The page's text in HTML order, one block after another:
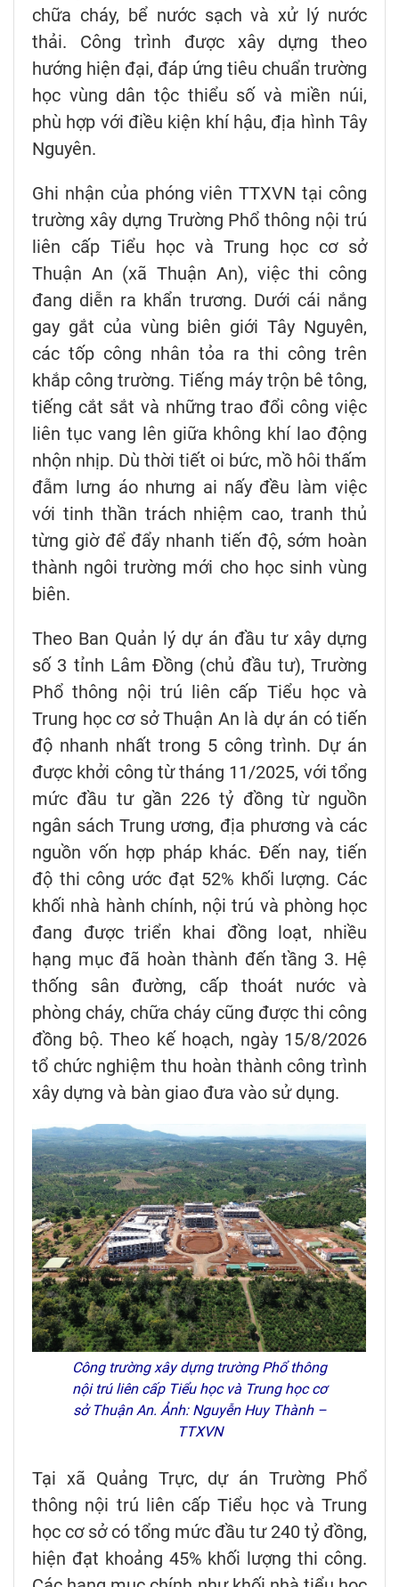
chữa cháy, bể nước sạch và xử lý nước
thải. Công trình được xây dựng theo
hướng hiện đại, đáp ứng tiêu chuẩn trường
học vùng dân tộc thiểu số và miền núi,
phù hợp với điều kiện khí hậu, địa hình Tây
Nguyên.
Ghi nhận của phóng viên TTXVN tại công
trường xây dựng Trường Phổ thông nội trú
liên cấp Tiểu học và Trung học cơ sở
Thuận An (xã Thuận An), việc thi công
đang diễn ra khẩn trương. Dưới cái nắng
gay gắt của vùng biên giới Tây Nguyên,
các tốp công nhân tỏa ra thi công trên
khắp công trường. Tiếng máy trộn bê tông,
tiếng cắt sắt và những trao đổi công việc
liên tục vang lên giữa không khí lao động
nhộn nhịp. Dù thời tiết oi bức, mồ hôi thấm
đẫm lưng áo nhưng ai nấy đều làm việc
với tinh thần trách nhiệm cao, tranh thủ
từng giờ để đẩy nhanh tiến độ, sớm hoàn
thành ngôi trường mới cho học sinh vùng
biên.
Theo Ban Quản lý dự án đầu tư xây dựng
số 3 tỉnh Lâm Đồng (chủ đầu tư), Trường
Phổ thông nội trú liên cấp Tiểu học và
Trung học cơ sở Thuận An là dự án có tiến
độ nhanh nhất trong 5 công trình. Dự án
được khởi công từ tháng 11/2025, với tổng
mức đầu tư gần 226 tỷ đồng từ nguồn
ngân sách Trung ương, địa phương và các
nguồn vốn hợp pháp khác. Đến nay, tiến
độ thi công ước đạt 52% khối lượng. Các
khối nhà hành chính, nội trú và phòng học
đang được triển khai đồng loạt, nhiều
hạng mục đã hoàn thành đến tầng 3. Hệ
thống sân đường, cấp thoát nước và
phòng cháy, chữa cháy cũng được thi công
đồng bộ. Theo kế hoạch, ngày 15/8/2026
tổ chức nghiệm thu hoàn thành công trình
xây dựng và bàn giao đưa vào sử dụng.
Công trường xây dựng trường Phổ thông
nội trú liên cấp Tiểu học và Trung học cơ
sở Thuận An. Ảnh: Nguyễn Huy Thành –
TTXVN
Tại xã Quảng Trực, dự án Trường Phổ
thông nội trú liên cấp Tiểu học và Trung
học cơ sở có tổng mức đầu tư 240 tỷ đồng,
hiện đạt khoảng 45% khối lượng thi công.